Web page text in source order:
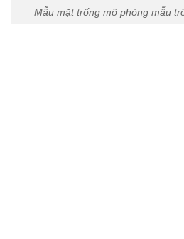
Mẫu mặt trống mô phỏng mẫu